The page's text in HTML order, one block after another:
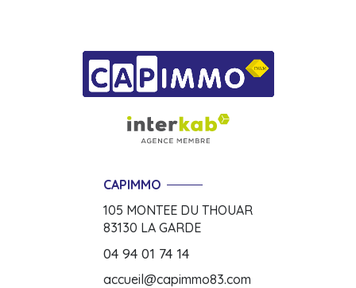
CAPIMMO
105 MONTEE DU THOUAR
83130 LA GARDE
04 94 01 74 14
accueil@capimmo83.com